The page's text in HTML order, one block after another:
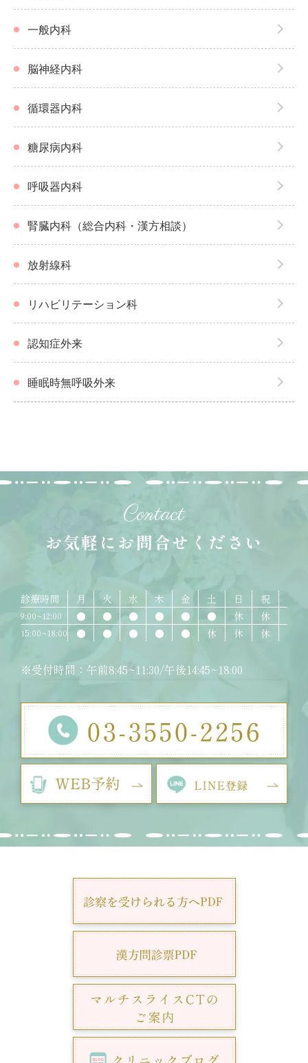
一般内科
脳神経内科
循環器内科
糖尿病内科
呼吸器内科
腎臓内科（総合内科・漢方相談）
放射線科
リハビリテーション科
認知症外来
睡眠時無呼吸外来
Contact
お気軽にお問合せください
診療時間 月 火 水 木 金 土 日 祝
9:00~12:00 ● ● ● ● ● ● 休 休
15:00~18:00 ● ● ● ● ● 休 休 休
※受付時間：午前8:45~11:30/午後14:45~18:00